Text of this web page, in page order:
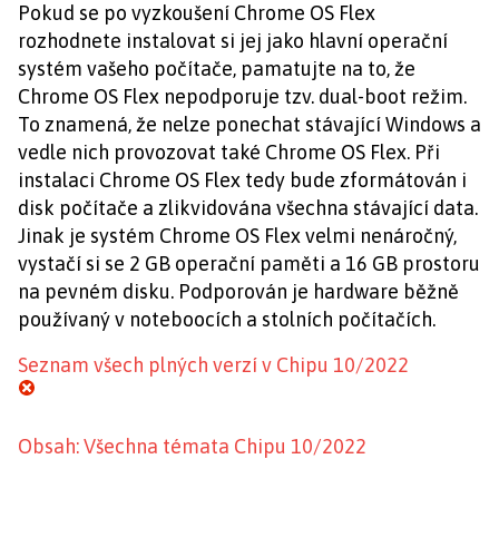
Pokud se po vyzkoušení Chrome OS Flex
rozhodnete instalovat si jej jako hlavní operační
systém vašeho počítače, pamatujte na to, že
Chrome OS Flex nepodporuje tzv. dual-boot režim.
To znamená, že nelze ponechat stávající Windows a
vedle nich provozovat také Chrome OS Flex. Při
instalaci Chrome OS Flex tedy bude zformátován i
disk počítače a zlikvidována všechna stávající data.
Jinak je systém Chrome OS Flex velmi nenáročný,
vystačí si se 2 GB operační paměti a 16 GB prostoru
na pevném disku. Podporován je hardware běžně
používaný v noteboocích a stolních počítačích.
Seznam všech plných verzí v Chipu 10/2022
Obsah: Všechna témata Chipu 10/2022